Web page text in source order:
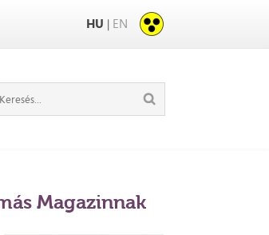
HU | EN
Magazinnak